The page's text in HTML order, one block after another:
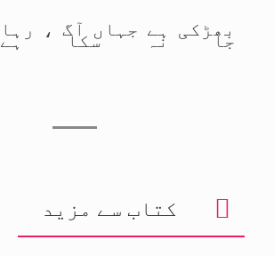
بھڑکی ہے جہاں آگ ، رہا
جا نہ سکا ہے
کتاب سے مزید